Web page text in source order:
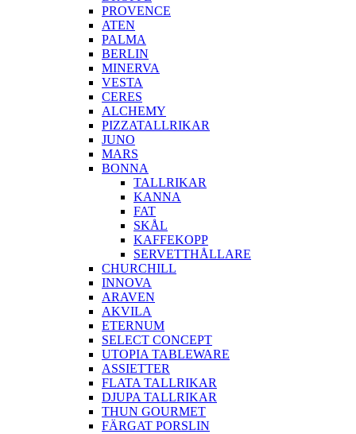
PROVENCE
ATEN
PALMA
BERLIN
MINERVA
VESTA
CERES
ALCHEMY
PIZZATALLRIKAR
JUNO
MARS
BONNA
TALLRIKAR
KANNA
FAT
SKÅL
KAFFEKOPP
SERVETTHÅLLARE
CHURCHILL
INNOVA
ARAVEN
AKVILA
ETERNUM
SELECT CONCEPT
UTOPIA TABLEWARE
ASSIETTER
FLATA TALLRIKAR
DJUPA TALLRIKAR
THUN GOURMET
FÄRGAT PORSLIN